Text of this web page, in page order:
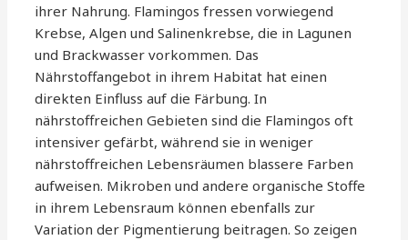
ihrer Nahrung. Flamingos fressen vorwiegend
Krebse, Algen und Salinenkrebse, die in Lagunen
und Brackwasser vorkommen. Das
Nährstoffangebot in ihrem Habitat hat einen
direkten Einfluss auf die Färbung. In
nährstoffreichen Gebieten sind die Flamingos oft
intensiver gefärbt, während sie in weniger
nährstoffreichen Lebensräumen blassere Farben
aufweisen. Mikroben und andere organische Stoffe
in ihrem Lebensraum können ebenfalls zur
Variation der Pigmentierung beitragen. So zeigen